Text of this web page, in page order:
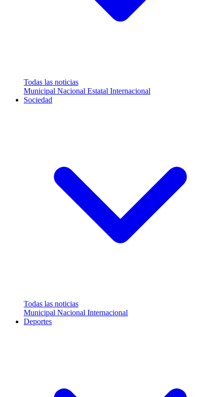
Todas las noticias
Municipal Nacional Estatal Internacional
Sociedad
Todas las noticias
Municipal Nacional Internacional
Deportes